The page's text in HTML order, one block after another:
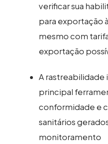
verificar sua
para exportação
mesmo com
exportação
A rastreabilidade
principal
conformidade e
sanitários
monitoramento